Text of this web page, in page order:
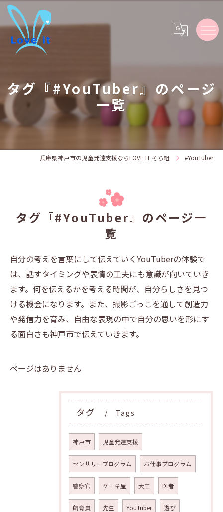
タグ『#YouTuber』のページ
一覧
兵庫県神戸市の児童発達支援ならLOVE IT そら組 #YouTuber
タグ『#YouTuber』のページ一
覧
自分の考えを言葉にして伝えていくYouTuberの体験で
は、話すタイミングや表情の工夫にも意識が向いていき
ます。何を伝えるかを考える時間が、自分らしさを見つ
ける機会になります。また、撮影ごっこを通して創造力
や発信力を育み、自由な表現の中で自分の思いを形にす
る面白さも神戸市で伝えていきます。
ページはありません
タグ Tags
神戸市 児童発達支援
センサリープログラム お仕事プログラム
警察官 ケーキ屋 大工 医者
飼育員 先生 YouTuber 遊び